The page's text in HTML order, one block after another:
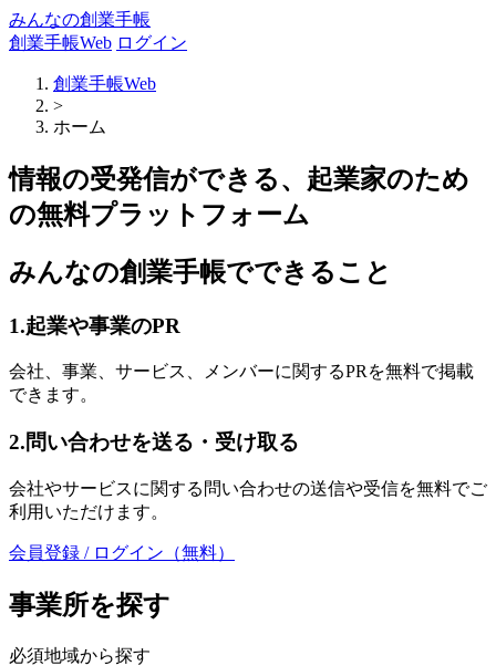
みんなの創業手帳
創業手帳Web ログイン
創業手帳Web
>
ホーム
情報の受発信ができる、起業家のため
の無料プラットフォーム
みんなの創業手帳でできること
1.起業や事業のPR
会社、事業、サービス、メンバーに関するPRを無料で掲載
できます。
2.問い合わせを送る・受け取る
会社やサービスに関する問い合わせの送信や受信を無料でご
利用いただけます。
会員登録 / ログイン（無料）
事業所を探す
必須地域から探す